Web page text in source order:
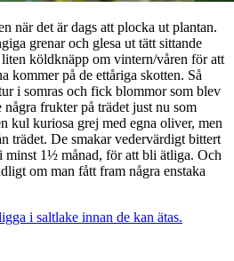
när det är dags att plocka ut plantan.
grenar och glesa ut tätt sittande
köldknäpp om vintern/våren för att
kommer på de ettåriga skotten. Så
i somras och fick blommor som blev
frukter på trädet just nu som
kul kuriosa grej med egna oliver, men
trädet. De smakar vedervärdigt bittert
minst 1½ månad, för att bli ätliga. Och
om man fått fram några enstaka